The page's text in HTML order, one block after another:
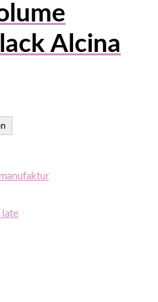
Alcina
late